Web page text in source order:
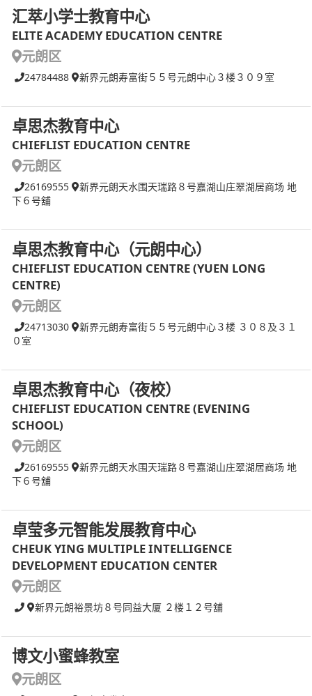
汇萃小学士教育中心
ELITE ACADEMY EDUCATION CENTRE
元朗区
24784488 新界元朗寿富街５５号元朗中心３楼３０９室
卓思杰教育中心
CHIEFLIST EDUCATION CENTRE
元朗区
26169555
新界元朗天水围天瑞路８号嘉湖山庄翠湖居商场 地
下６号舖
卓思杰教育中心（元朗中心）
CHIEFLIST EDUCATION CENTRE (YUEN LONG
CENTRE)
元朗区
24713030
新界元朗寿富街５５号元朗中心３楼 ３０８及３１
０室
卓思杰教育中心（夜校）
CHIEFLIST EDUCATION CENTRE (EVENING
SCHOOL)
元朗区
26169555
新界元朗天水围天瑞路８号嘉湖山庄翠湖居商场 地
下６号舖
卓莹多元智能发展教育中心
CHEUK YING MULTIPLE INTELLIGENCE
DEVELOPMENT EDUCATION CENTER
元朗区
新界元朗裕景坊８号同益大厦 ２楼１２号舖
博文小蜜蜂教室
元朗区